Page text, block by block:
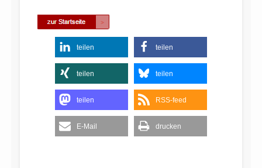
teilen teilen
teilen teilen
teilen RSS-feed
E-Mail drucken